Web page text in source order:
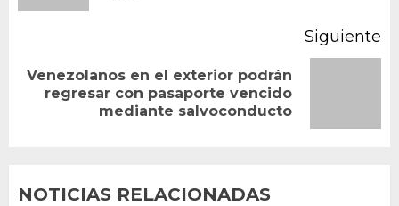
Siguiente
Siguiente
Venezolanos en el exterior podrán
regresar con pasaporte vencido
mediante salvoconducto
NOTICIAS RELACIONADAS